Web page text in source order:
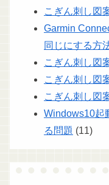
こぎん刺し図
Garmin
同じにする方
こぎん刺し図
こぎん刺し図
こぎん刺し図
Windows10起
る問題 (11)